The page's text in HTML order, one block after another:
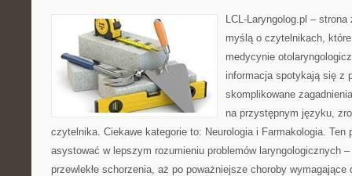
LCL-Laryngolog.pl –
myślą o czytelnikach,
medycynie
informacja spotykają się z
skomplikowane
na przystępnym języku,
czytelnika. Ciekawe kategorie to: Neurologia i Farmakologia. Ten
asystować w lepszym rozumieniu problemów laryngologicznych
przewlekłe schorzenia, aż po poważniejsze choroby